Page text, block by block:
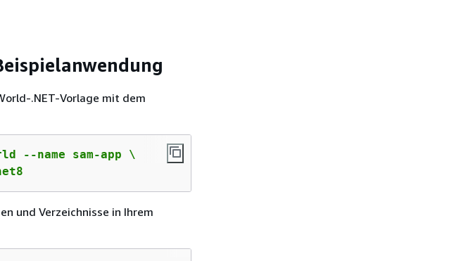
.NET-Vorlage mit dem
--name sam-app \
und Verzeichnisse in Ihrem